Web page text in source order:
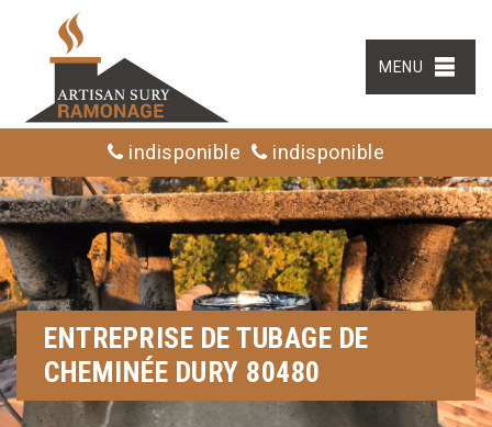
MENU
indisponible indisponible
ENTREPRISE DE TUBAGE DE
CHEMINÉE DURY 80480